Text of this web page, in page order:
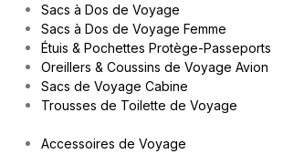
Sacs à Dos de Voyage
Sacs à Dos de Voyage Femme
Étuis & Pochettes Protège-Passeports
Oreillers & Coussins de Voyage Avion
Sacs de Voyage Cabine
Trousses de Toilette de Voyage
Accessoires de Voyage